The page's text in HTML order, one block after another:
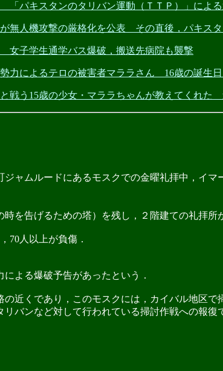
パキスタンのタリバン運動（ＴＴＰ）」による
無人機攻撃の厳格化を公表 その直後，パキス
子学生通学バス爆破，搬送先病院も襲撃
力によるテロの被害者マララさん 16歳の誕生
戦う15歳の少女・マララちゃんが教えてくれ
ャムルードにあるモスクでの金曜礼拝中，イマ
を告げるための塔）を残し，２階建ての礼拝所
70人以上が負傷．
よる爆破予告があったという．
近くであり，このモスクには，カイバル地区
バンなど対して行われている掃討作戦への報復